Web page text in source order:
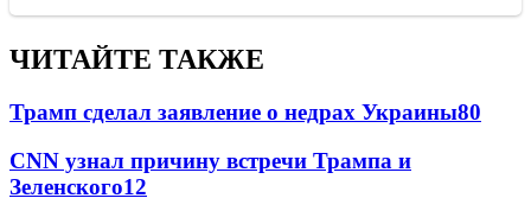
ЧИТАЙТЕ ТАКЖЕ
Трамп сделал заявление о недрах Украины80
CNN узнал причину встречи Трампа и
Зеленского12